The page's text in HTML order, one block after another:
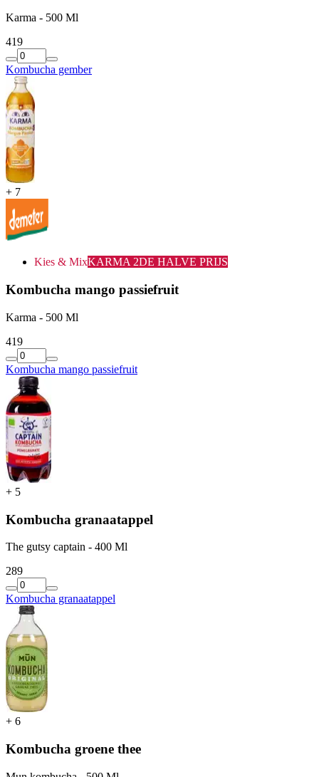
Karma - 500 Ml
419
Kombucha gember
+ 7
Kies & MixKARMA 2DE HALVE PRIJS
Kombucha mango passiefruit
Karma - 500 Ml
419
Kombucha mango passiefruit
+ 5
Kombucha granaatappel
The gutsy captain - 400 Ml
289
Kombucha granaatappel
+ 6
Kombucha groene thee